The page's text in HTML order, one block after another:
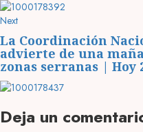
NextNext
post:
La Coordinación
advierte de una
zonas serranas | Hoy
Deja un